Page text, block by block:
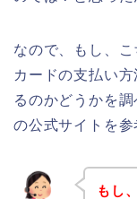
なので、もし、
カードの支払い
るのかどうかを
の公式サイトを参
もし